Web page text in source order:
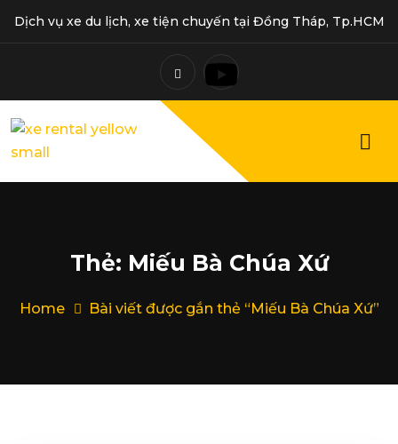
Dịch vụ xe du lịch, xe tiện chuyến tại Đồng Tháp, Tp.HCM
Thẻ: Miếu Bà Chúa Xứ
Home Bài viết được gắn thẻ “Miếu Bà Chúa Xứ”